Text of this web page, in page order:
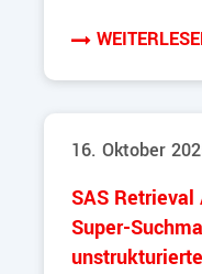
16. Oktober
SAS
Super-